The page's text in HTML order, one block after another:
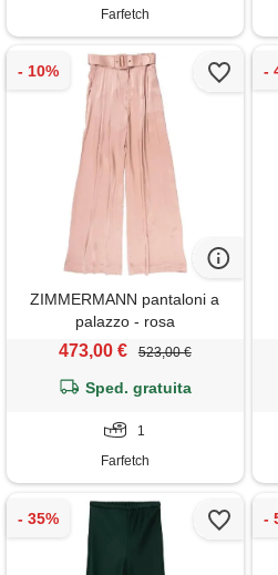
Farfetch
ZIMMERMANN pantaloni a
palazzo - rosa
473,00 € 523,00 €
Sped. gratuita
1
Farfetch